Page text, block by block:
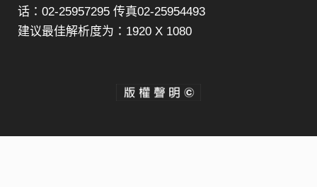
话：02-25957295 传真02-25954493
建议最佳解析度为：1920 X 1080